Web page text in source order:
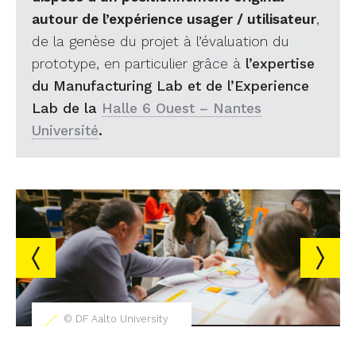
autour de l’expérience usager / utilisateur,
de la genèse du projet à l’évaluation du
prototype, en particulier grâce à l’expertise
du Manufacturing Lab et de l’Experience
Lab de la Halle 6 Ouest – Nantes
Université.
© DF Aalto University